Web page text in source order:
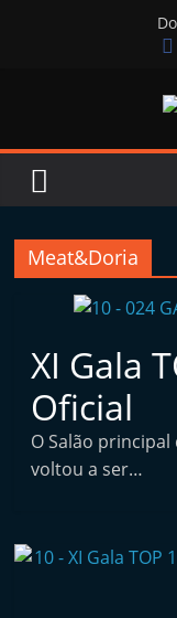
e
s
Meat&Doria
XI Gala
Oficial
O Salão principal
voltou a ser…